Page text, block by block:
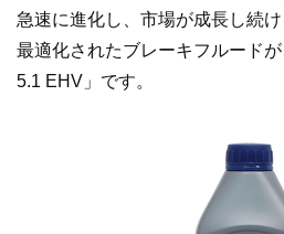
急速に進化し、市場が成長し続
最適化されたブレーキフルード
5.1 EHV」です。